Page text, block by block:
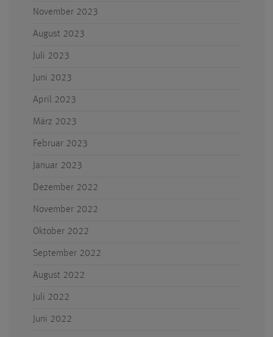
November 2023
August 2023
Juli 2023
Juni 2023
April 2023
März 2023
Februar 2023
Januar 2023
Dezember 2022
November 2022
Oktober 2022
September 2022
August 2022
Juli 2022
Juni 2022